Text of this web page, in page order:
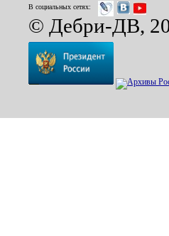
В социальных сетях:
© Дебри-ДВ,